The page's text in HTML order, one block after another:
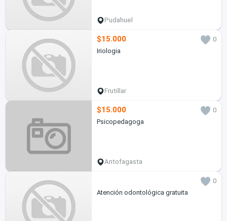
Pudahuel
$15.000
0
Iriologia
Frutillar
$15.000
0
Psicopedagoga
Antofagasta
0
Atención odontológica gratuita